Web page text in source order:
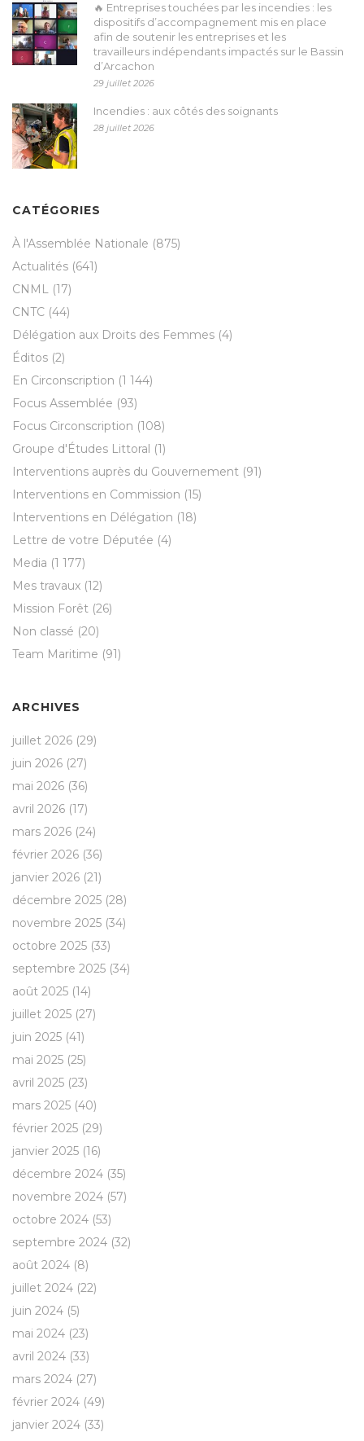
🔥 Entreprises touchées par les incendies : les
dispositifs d’accompagnement mis en place
afin de soutenir les entreprises et les
travailleurs indépendants impactés sur le Bassin
d’Arcachon
29 juillet 2026
Incendies : aux côtés des soignants
28 juillet 2026
CATÉGORIES
À l'Assemblée Nationale (875)
Actualités (641)
CNML (17)
CNTC (44)
Délégation aux Droits des Femmes (4)
Éditos (2)
En Circonscription (1 144)
Focus Assemblée (93)
Focus Circonscription (108)
Groupe d'Études Littoral (1)
Interventions auprès du Gouvernement (91)
Interventions en Commission (15)
Interventions en Délégation (18)
Lettre de votre Députée (4)
Media (1 177)
Mes travaux (12)
Mission Forêt (26)
Non classé (20)
Team Maritime (91)
ARCHIVES
juillet 2026 (29)
juin 2026 (27)
mai 2026 (36)
avril 2026 (17)
mars 2026 (24)
février 2026 (36)
janvier 2026 (21)
décembre 2025 (28)
novembre 2025 (34)
octobre 2025 (33)
septembre 2025 (34)
août 2025 (14)
juillet 2025 (27)
juin 2025 (41)
mai 2025 (25)
avril 2025 (23)
mars 2025 (40)
février 2025 (29)
janvier 2025 (16)
décembre 2024 (35)
novembre 2024 (57)
octobre 2024 (53)
septembre 2024 (32)
août 2024 (8)
juillet 2024 (22)
juin 2024 (5)
mai 2024 (23)
avril 2024 (33)
mars 2024 (27)
février 2024 (49)
janvier 2024 (33)